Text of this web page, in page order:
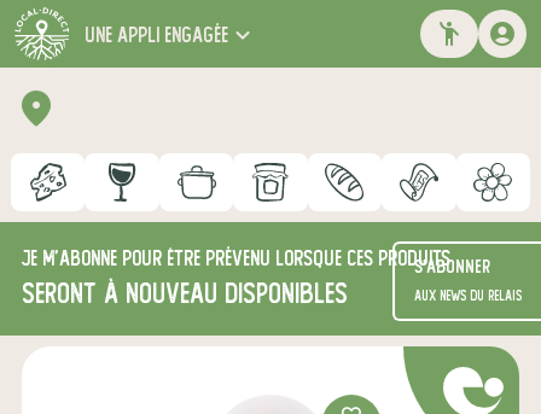
une appli engagée
Je m'abonne pour être prévenu lorsque ces produits
seront à nouveau disponibles
S'abonner
aux news du relais